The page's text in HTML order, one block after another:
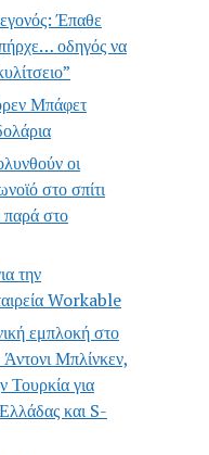
Έπαθε
οδηγός να
Μπάφετ
οι
στο σπίτι
παρά στο
την
Workable
εμπλοκή στο
Μπλίνκεν,
Τουρκία για
και S-